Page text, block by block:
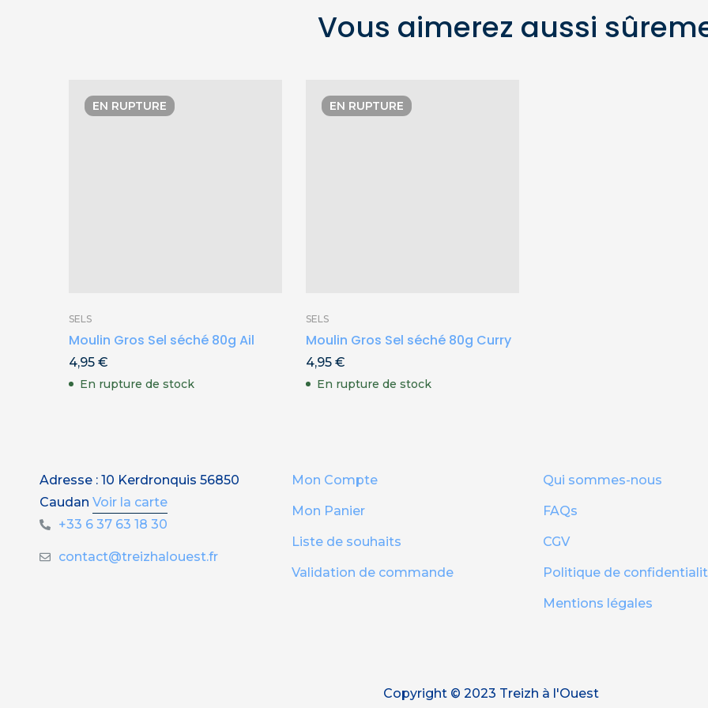
Vous aimerez aussi
EN RUPTURE
SELS
Moulin Gros Sel séché 80g Ail
4,95 €
En rupture de stock
EN RUPTURE
SELS
Moulin Gros Sel séché 80g Curry
4,95 €
En rupture de stock
Adresse : 10 Kerdronquis 56850
Caudan Voir la carte
+33 6 37 63 18 30
contact@treizhalouest.fr
Mon Compte
Mon Panier
Liste de souhaits
Validation de commande
Qui sommes-nous
FAQs
CGV
Politique de
Mentions légales
Copyright © 2023 Treizh à l'Ouest